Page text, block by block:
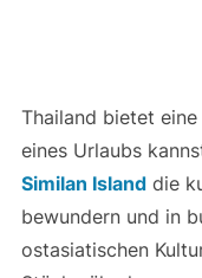
Thailand bietet
eines Urlaubs
Similan Islanddie
bewundern und in
ostasiatischen